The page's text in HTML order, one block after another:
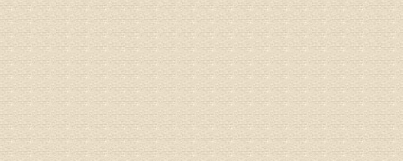
病情描
专家回
物灌注
来院就
姓名：